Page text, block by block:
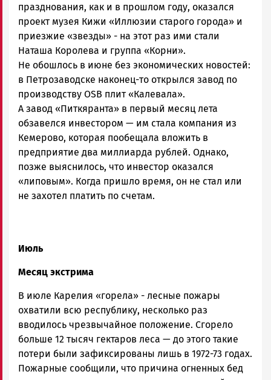
празднования, как и в прошлом году, оказался
проект музея Кижи «Иллюзии старого города» и
приезжие «звезды» - на этот раз ими стали
Наташа Королева и группа «Корни».
Не обошлось в июне без экономических новостей:
в Петрозаводске наконец-то открылся завод по
производству OSB плит «Калевала».
А завод «Питкяранта» в первый месяц лета
обзавелся инвестором — им стала компания из
Кемерово, которая пообещала вложить в
предприятие два миллиарда рублей. Однако,
позже выяснилось, что инвестор оказался
«липовым». Когда пришло время, он не стал или
не захотел платить по счетам.
Июль
Месяц экстрима
В июле Карелия «горела» - лесные пожары
охватили всю республику, несколько раз
вводилось чрезвычайное положение. Сгорело
больше 12 тысяч гектаров леса — до этого такие
потери были зафиксированы лишь в 1972-73 годах.
Пожарные сообщили, что причина огненных бед